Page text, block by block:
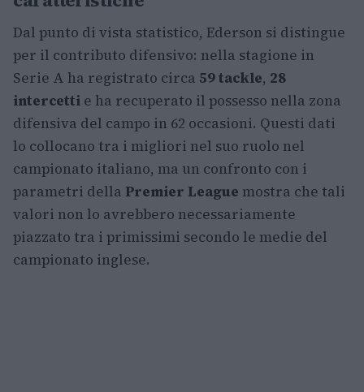
Dal punto di vista statistico, Ederson si distingue
per il contributo difensivo: nella stagione in
Serie A ha registrato circa 59 tackle, 28
intercetti e ha recuperato il possesso nella zona
difensiva del campo in 62 occasioni. Questi dati
lo collocano tra i migliori nel suo ruolo nel
campionato italiano, ma un confronto con i
parametri della Premier League mostra che tali
valori non lo avrebbero necessariamente
piazzato tra i primissimi secondo le medie del
campionato inglese.